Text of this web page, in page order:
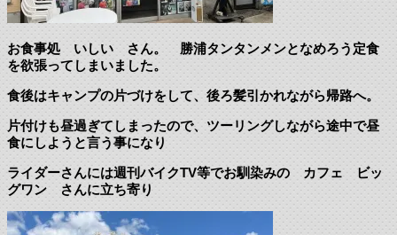
お食事処 いしい さん。 勝浦タンタンメンとなめろう定食
を欲張ってしまいました。
食後はキャンプの片づけをして、後ろ髪引かれながら帰路へ。
片付けも昼過ぎてしまったので、ツーリングしながら途中で昼
食にしようと言う事になり
ライダーさんには週刊バイクTV等でお馴染みの カフェ ビッ
グワン さんに立ち寄り